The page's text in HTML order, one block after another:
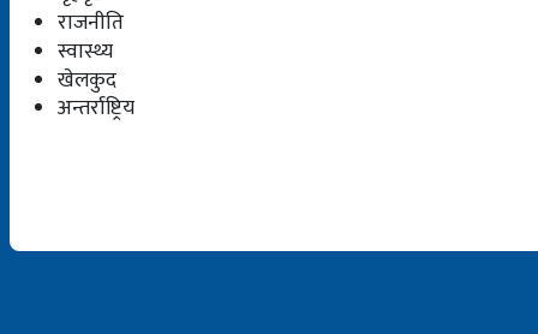
राजनीति
स्वास्थ्य
खेलकुद
अन्तर्राष्ट्रिय